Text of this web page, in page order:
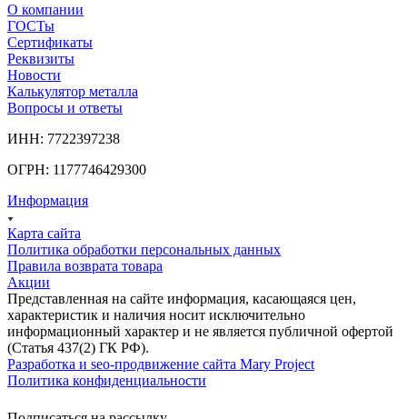
О компании
ГОСТы
Сертификаты
Реквизиты
Новости
Калькулятор металла
Вопросы и ответы
ИНН: 7722397238
ОГРН: 1177746429300
Информация
Карта сайта
Политика обработки персональных данных
Правила возврата товара
Акции
Представленная на сайте информация, касающаяся цен,
характеристик и наличия носит исключительно
информационный характер и не является публичной офертой
(Статья 437(2) ГК РФ).
Разработка и seo-продвижение сайта Mary Project
Политика конфиденциальности